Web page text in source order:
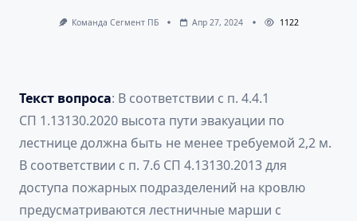
Команда Сегмент ПБ Апр 27, 2024 1122
Текст вопроса: В соответствии с п. 4.4.1
СП 1.13130.2020 высота пути эвакуации по
лестнице должна быть не менее требуемой 2,2 м.
В соответствии с п. 7.6 СП 4.13130.2013 для
доступа пожарных подразделений на кровлю
предусматриваются лестничные марши с